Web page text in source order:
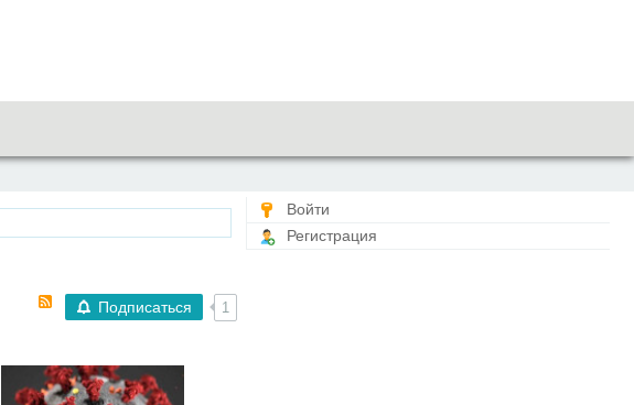
Подписаться 1
Войти
Регистрация